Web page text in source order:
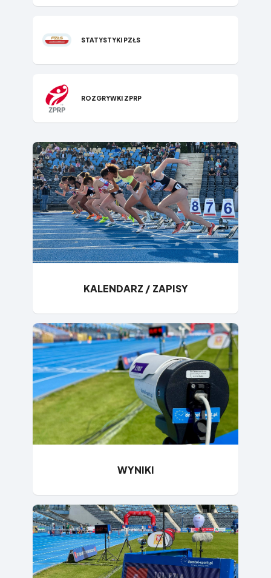
STATYSTYKI PZŁS
ROZGRYWKI ZPRP
KALENDARZ / ZAPISY
WYNIKI